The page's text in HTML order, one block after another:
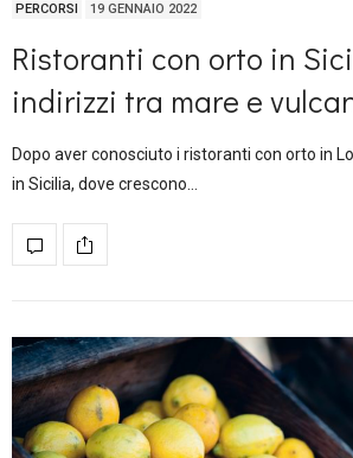
PERCORSI 19 GENNAIO 2022
Ristoranti con orto in
indirizzi tra mare e
Dopo aver conosciuto i ristoranti con orto in
in Sicilia, dove crescono…